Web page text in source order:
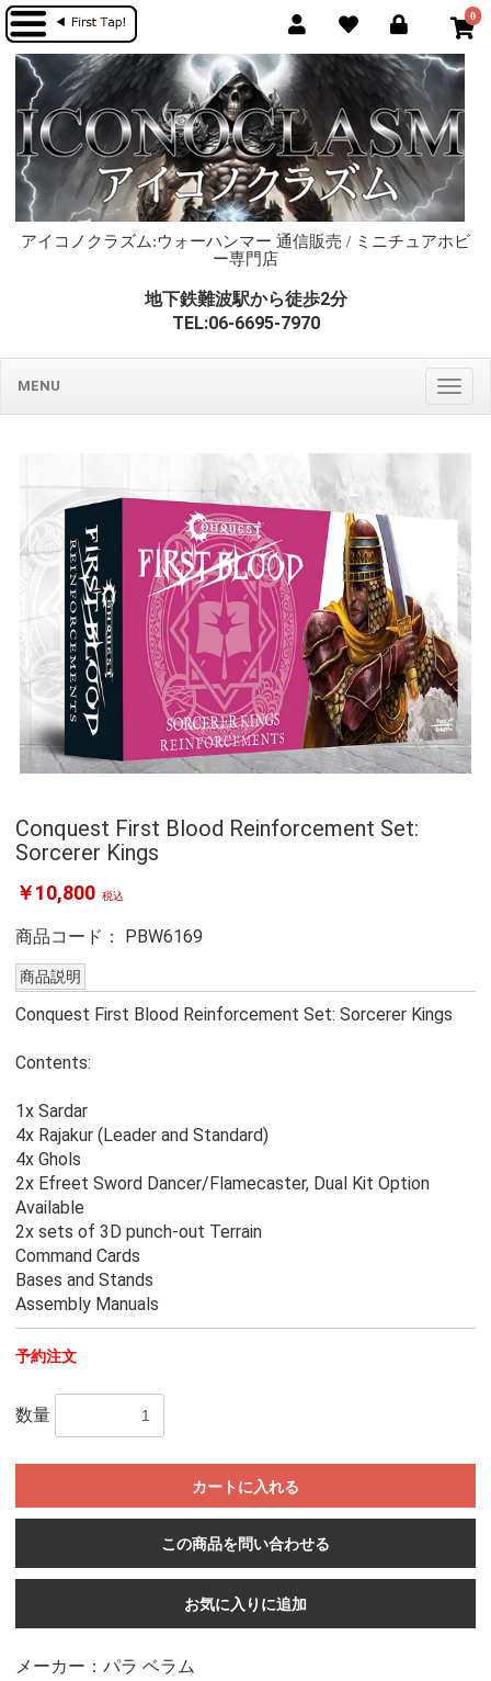
0
アイコノクラズム:ウォーハンマー 通信販売 / ミニチュアホビ
ー専門店
地下鉄難波駅から徒歩2分
TEL:06-6695-7970
MENU
Conquest First Blood Reinforcement Set:
Sorcerer Kings
￥10,800 税込
商品コード： PBW6169
商品説明
Conquest First Blood Reinforcement Set: Sorcerer Kings
Contents:
1x Sardar
4x Rajakur (Leader and Standard)
4x Ghols
2x Efreet Sword Dancer/Flamecaster, Dual Kit Option
Available
2x sets of 3D punch-out Terrain
Command Cards
Bases and Stands
Assembly Manuals
予約注文
数量
カートに入れる
この商品を問い合わせる
お気に入りに追加
メーカー：パラ ベラム